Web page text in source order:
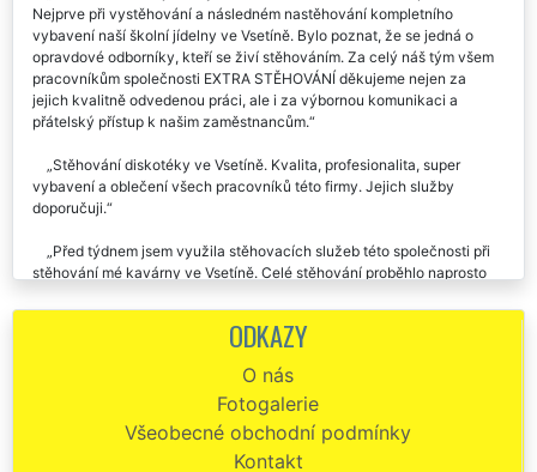
Celkem dvakrát jsme využili stěhovacích služeb této společnosti.
Nejprve při vystěhování a následném nastěhování kompletního
vybavení naší školní jídelny ve Vsetíně. Bylo poznat, že se jedná o
opravdové odborníky, kteří se živí stěhováním. Za celý náš tým všem
pracovníkům společnosti EXTRA STĚHOVÁNÍ děkujeme nejen za
jejich kvalitně odvedenou práci, ale i za výbornou komunikaci a
Stěhování diskotéky ve Vsetíně. Kvalita, profesionalita, super
vybavení a oblečení všech pracovníků této firmy. Jejich služby
Před týdnem jsem využila stěhovacích služeb této společnosti při
Stěhování restaurace ve Vsetíně. Vynikající komunikace, férová
cena stěhování, velmi kvalitně odvedená práce. Rozhodně
Tato společnost nám zajišťovala stěhování restaurace ve Vsetíně.
ODKAZY
O nás
Fotogalerie
Všeobecné obchodní podmínky